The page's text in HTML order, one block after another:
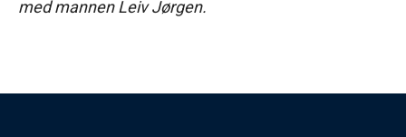
med mannen Leiv Jørgen.